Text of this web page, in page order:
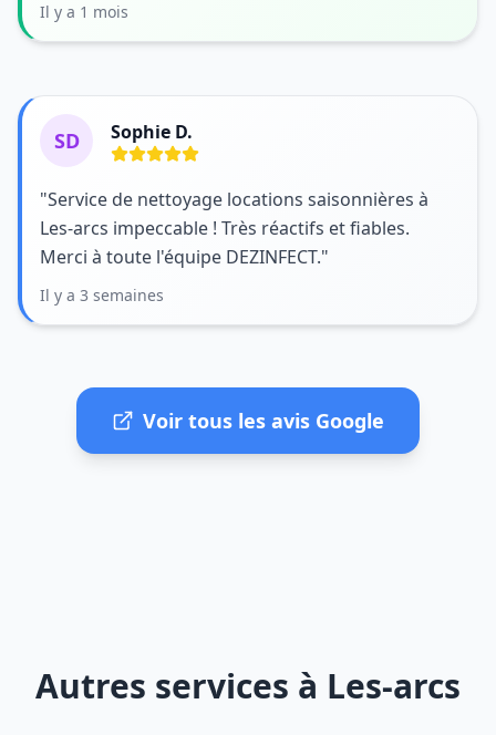
Il y a 1 mois
SD Sophie D.
"Service de nettoyage locations saisonnières à
Les-arcs impeccable ! Très réactifs et fiables.
Merci à toute l'équipe DEZINFECT."
Il y a 3 semaines
Voir tous les avis Google
Autres services à Les-arcs